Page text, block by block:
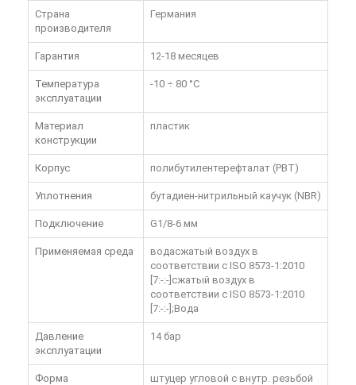
Страна
производителя
Германия
Гарантия 12-18 месяцев
Температура
эксплуатации
-10 ÷ 80 °C
Материал
конструкции
пластик
Корпус полибутилентерефталат (PBT)
Уплотнения бутадиен-нитрильный каучук (NBR)
Подключение G1/8-6 мм
Применяемая среда
водасжатый воздух в
соответствии с ISO 8573-1:2010
[7:-:-]сжатый воздух в
соответствии с ISO 8573-1:2010
[7:-:-];Вода
Давление
эксплуатации
14 бар
Форма
штуцер угловой с внутр. резьбой